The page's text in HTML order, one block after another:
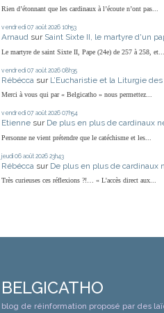
Rien d’étonnant que les cardinaux à l’écoute n’ont pas...
vendredi 07 août 2026 10h53
Arnaud sur Saint Sixte II, le martyre d'un
Le martyre de saint Sixte II, Pape (24e) de 257 à 258, et...
vendredi 07 août 2026 08h35
Rébécca sur L’Eucharistie et la Liturgie
Merci à vous qui par « Belgicatho » nous permettez...
vendredi 07 août 2026 07h54
Etienne sur De plus en plus de cardinaux
Personne ne vient prétendre que le catéchisme et les...
jeudi 06 août 2026 23h43
Rébécca sur De plus en plus de cardinaux
Très curieuses ces réflexions ?!… « L'accès direct aux...
BELGICATHO
blog de réinformation proposé par des